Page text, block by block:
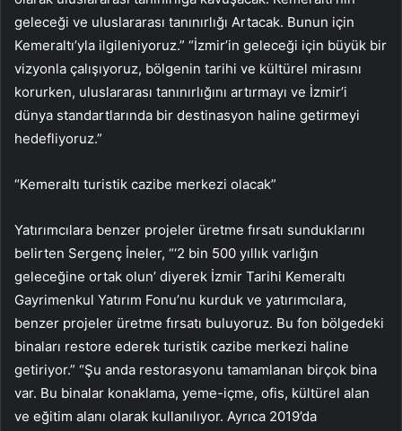
geleceği ve uluslararası tanınırlığı Artacak. Bunun için
Kemeraltı’yla ilgileniyoruz.” “İzmir’in geleceği için büyük bir
vizyonla çalışıyoruz, bölgenin tarihi ve kültürel mirasını
korurken, uluslararası tanınırlığını artırmayı ve İzmir’i
dünya standartlarında bir destinasyon haline getirmeyi
hedefliyoruz.”
“Kemeraltı turistik cazibe merkezi olacak”
Yatırımcılara benzer projeler üretme fırsatı sunduklarını
belirten Sergenç İneler, “‘2 bin 500 yıllık varlığın
geleceğine ortak olun’ diyerek İzmir Tarihi Kemeraltı
Gayrimenkul Yatırım Fonu’nu kurduk ve yatırımcılara,
benzer projeler üretme fırsatı buluyoruz. Bu fon bölgedeki
binaları restore ederek turistik cazibe merkezi haline
getiriyor.” “Şu anda restorasyonu tamamlanan birçok bina
var. Bu binalar konaklama, yeme-içme, ofis, kültürel alan
ve eğitim alanı olarak kullanılıyor. Ayrıca 2019’da